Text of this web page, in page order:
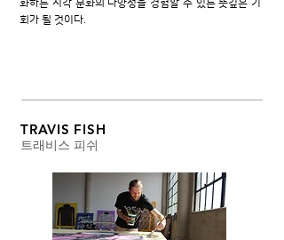
화하는 시각 문화의 다양성을 경험할 수 있는 뜻깊은 기
회가 될 것이다.
​TRAVIS FISH
트래비스 피쉬